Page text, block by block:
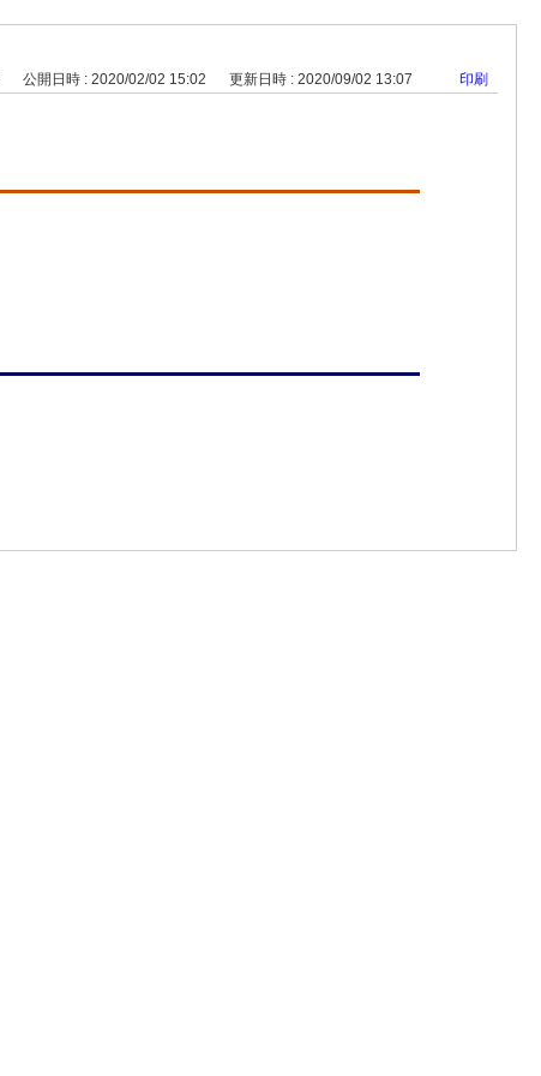
公開日時 : 2020/02/02 15:02 更新日時 : 2020/09/02 13:07 印刷